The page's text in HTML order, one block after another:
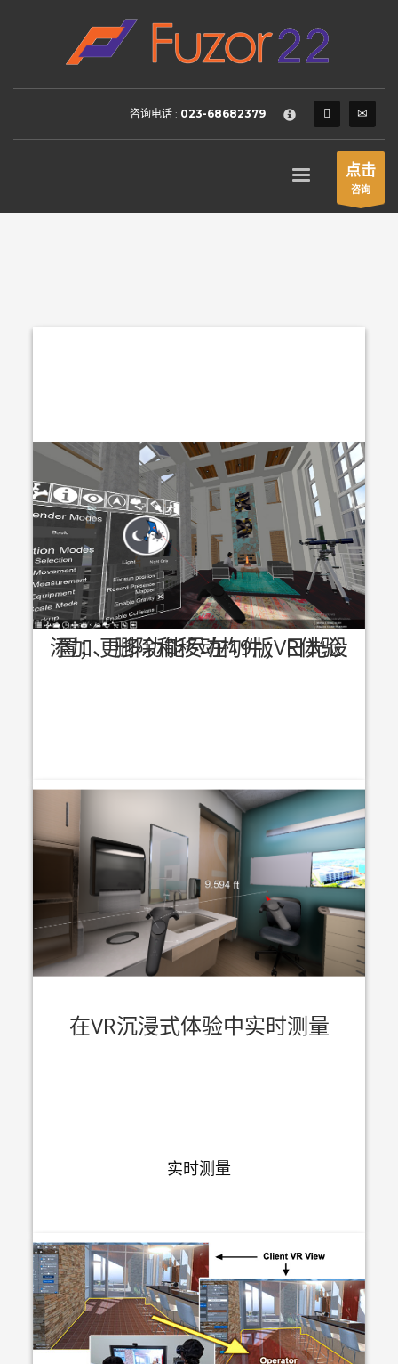
HOW TO SHOP
Login or create new account.
2 Review your order.
FREEshipment
If you still have problems, please let us know, by sending an
SHOWROOM HOURS
咨询电话 : 023-68682379
点击
咨询
添加、删除和移动构件；日光设置；更多功能尽在19版VR体验
在VR沉浸式体验中实时测量
实时测量